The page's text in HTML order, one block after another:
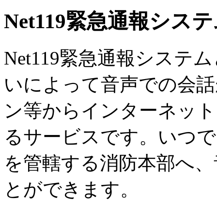
Net119緊急通報シス
Net119緊急通報システ
いによって音声での会
ン等からインターネッ
るサービスです。いつ
を管轄する消防本部へ
とができます。